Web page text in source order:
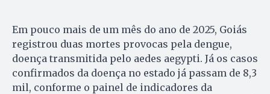
Em pouco mais de um mês do ano de 2025, Goiás
registrou duas mortes provocas pela dengue,
doença transmitida pelo aedes aegypti. Já os casos
confirmados da doença no estado já passam de 8,3
mil, conforme o painel de indicadores da